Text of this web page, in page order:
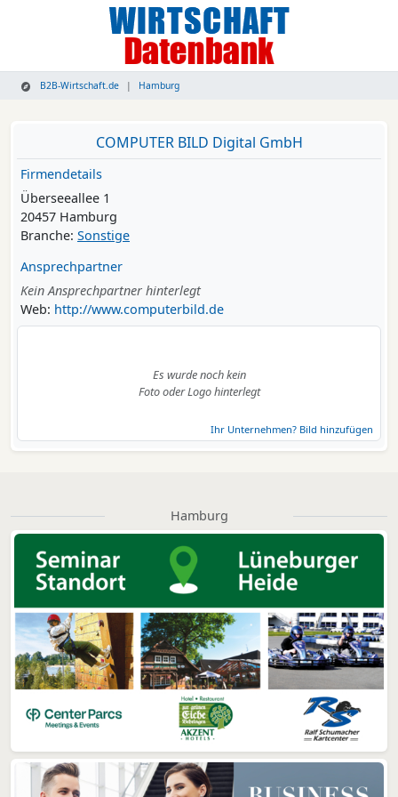
B2B-Wirtschaft.de Hamburg
COMPUTER BILD Digital GmbH
Firmendetails
Überseeallee 1
20457 Hamburg
Branche: Sonstige
Ansprechpartner
Kein Ansprechpartner hinterlegt
Web: http://www.computerbild.de
Es wurde noch kein
Foto oder Logo hinterlegt
Ihr Unternehmen? Bild hinzufügen
Hamburg